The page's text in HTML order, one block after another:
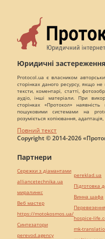
Юридичні застереження
Protocol.ua є власником
сторінках даного ресурсу, якщо
тексти, коментарі, статті,
аудіо, інші матеріали. При
сторінках «Протокол» наявність
пошуковими системами на
розуміється копіювання,
Повний текст
Copyright © 2014-2026
Партнери
Сережки з діамантами
alliancetechnika.ua
миралинкс
Веб мастер
https://motokosmos.ua/
Синтезатори
perevod.agency
pereklad.ua
Винна шафа
hospice-
mk-